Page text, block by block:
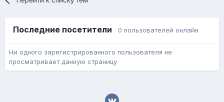
Последние посетители 0 пользователей онлайн
Ни одного зарегистрированного пользователя не
просматривает данную страницу